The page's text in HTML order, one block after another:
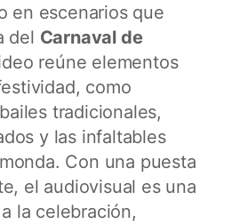
en escenarios que
del Carnaval de
reúne elementos
como
tradicionales,
y las infaltables
Con una puesta
el audiovisual es una
la celebración,